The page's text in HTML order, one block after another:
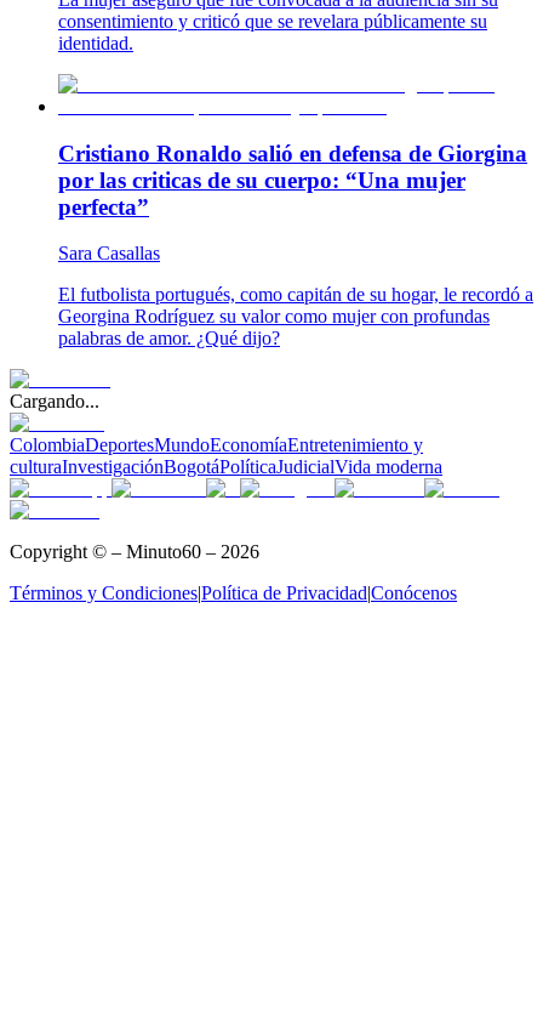
consentimiento y criticó que se revelara públicamente su
identidad.
Cristiano Ronaldo salió en defensa de Giorgina
por las criticas de su cuerpo: “Una mujer
perfecta”
Sara Casallas
El futbolista portugués, como capitán de su hogar, le recordó a
Georgina Rodríguez su valor como mujer con profundas
palabras de amor. ¿Qué dijo?
Cargando...
ColombiaDeportesMundoEconomíaEntretenimiento y
culturaInvestigaciónBogotáPolíticaJudicialVida moderna
Copyright © – Minuto60 – 2026
Términos y Condiciones|Política de Privacidad|Conócenos